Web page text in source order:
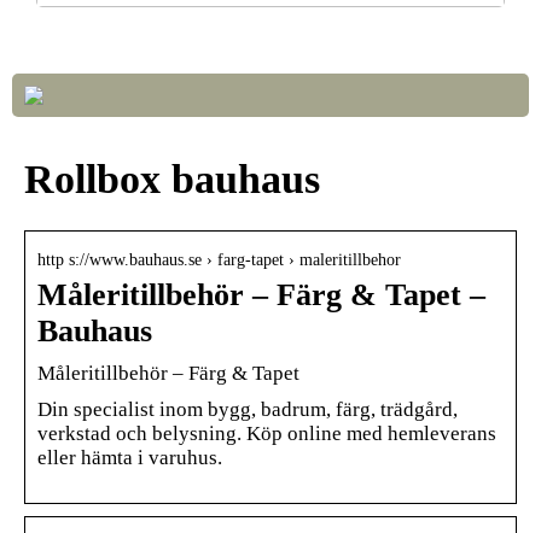
Rollbox bauhaus
http s://www.bauhaus.se › farg-tapet › maleritillbehor
Måleritillbehör – Färg & Tapet –
Bauhaus
Måleritillbehör – Färg & Tapet
Din specialist inom bygg, badrum, färg, trädgård,
verkstad och belysning. Köp online med hemleverans
eller hämta i varuhus.